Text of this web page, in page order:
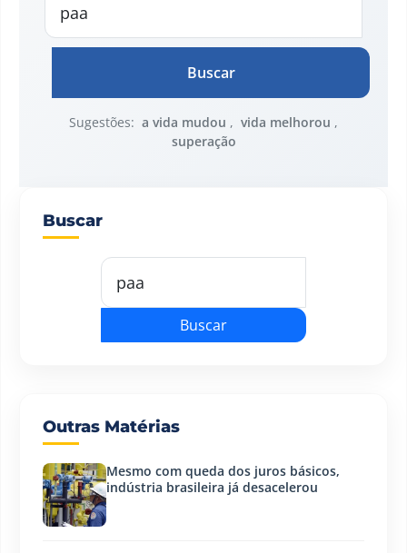
Buscar
Sugestões: a vida mudou , vida melhorou ,
superação
Buscar
Buscar
Outras Matérias
Mesmo com queda dos juros básicos,
indústria brasileira já desacelerou